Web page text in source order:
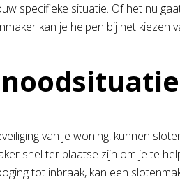
specifieke situatie. Of het nu
kan je helpen bij het kiezen
van je woning, kunnen
snel ter plaatse zijn om je te
tot inbraak, kan een